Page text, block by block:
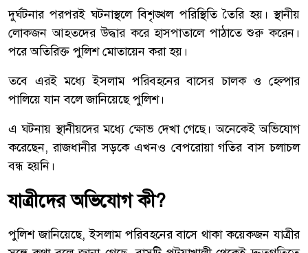
দুর্ঘটনার পরপরই ঘটনাস্থলে বিশৃঙ্খল পরিস্থিতি তৈরি হয়। স্থানীয়
লোকজন আহতদের উদ্ধার করে হাসপাতালে পাঠাতে শুরু করেন।
পরে অতিরিক্ত পুলিশ মোতায়েন করা হয়।
তবে এরই মধ্যে ইসলাম পরিবহনের বাসের চালক ও হেল্পার
পালিয়ে যান বলে জানিয়েছে পুলিশ।
এ ঘটনায় স্থানীয়দের মধ্যে ক্ষোভ দেখা গেছে। অনেকেই অভিযোগ
করেছেন, রাজধানীর সড়কে এখনও বেপরোয়া গতির বাস চলাচল
বন্ধ হয়নি।
যাত্রীদের অভিযোগ কী?
পুলিশ জানিয়েছে, ইসলাম পরিবহনের বাসে থাকা কয়েকজন যাত্রীর